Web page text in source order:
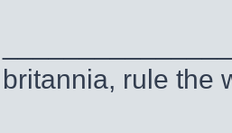
britannia, rule the